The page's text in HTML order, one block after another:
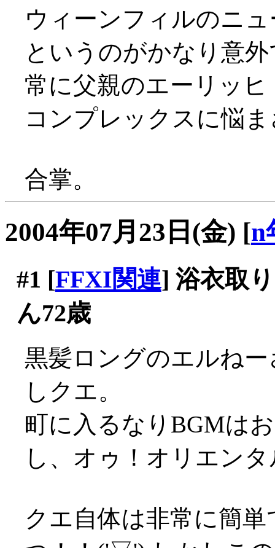
ウィーンフィルのニ
というのがかなり意
常に父親のエーリッ
コンプレックスに悩
合掌。
2004年07月23日(金) [n
#1 [FFXI関連] 浴衣取
ん72歳
黒髪ロングのエルね
しクエ。
町に入るなりBGMは
し、オゥ！オリエン
クエ自体は非常に簡